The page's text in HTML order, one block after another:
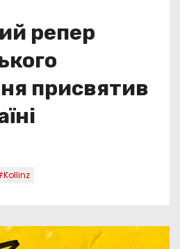
репер
присвятив